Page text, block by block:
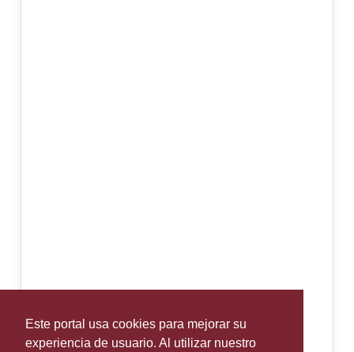
Este portal usa cookies para mejorar su
experiencia de usuario. Al utilizar nuestro